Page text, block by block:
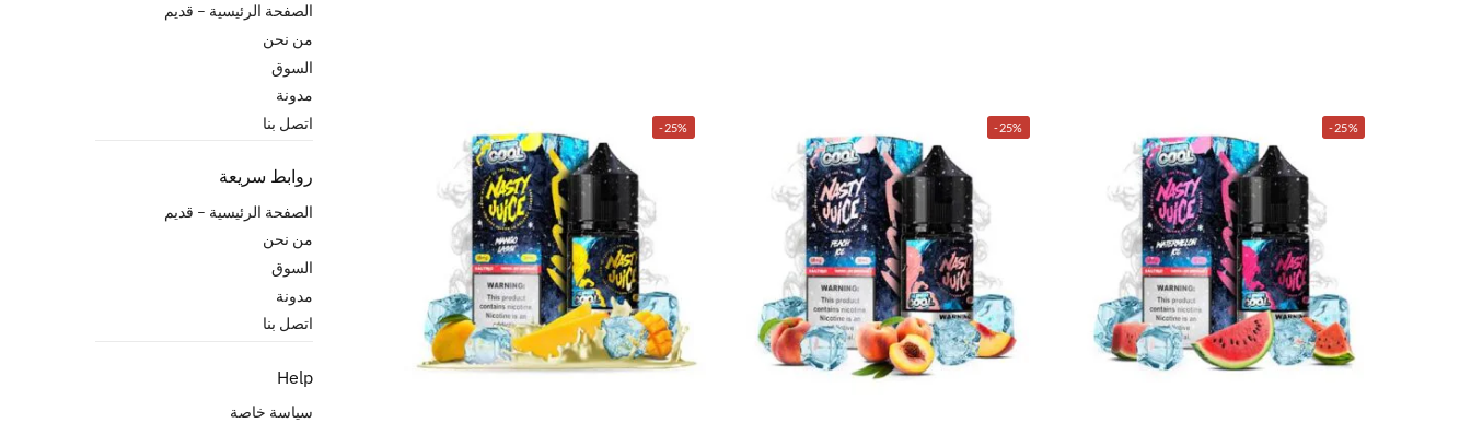
-25%
-25%
-25%
الصفحة الرئيسية – قدیم
من نحن
السوق
مدونة
اتصل بنا
روابط سريعة
الصفحة الرئيسية – قدیم
من نحن
السوق
مدونة
اتصل بنا
Help
سياسة خاصة